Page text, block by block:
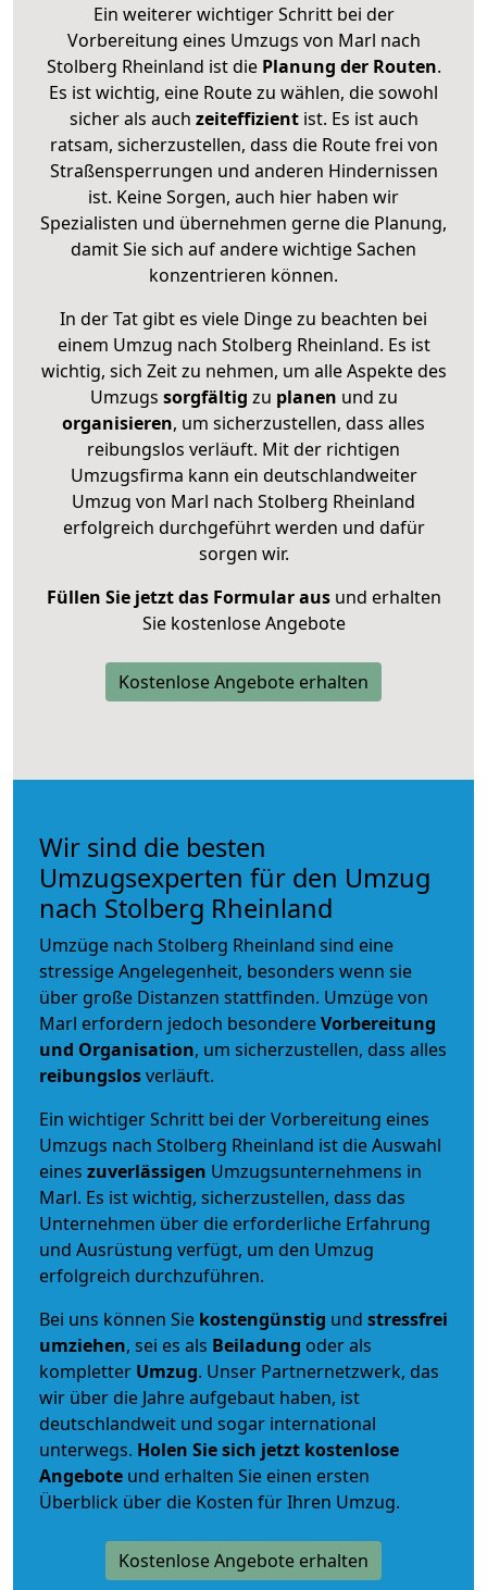
Ein weiterer wichtiger Schritt bei der
Vorbereitung eines Umzugs von Marl nach
Stolberg Rheinland ist diePlanung der Routen.
Es ist wichtig, eine Route zu wählen, die sowohl
sicher als auch zeiteffizientist. Es ist auch
ratsam, sicherzustellen, dass die Route frei von
Straßensperrungen und anderen Hindernissen
ist. Keine Sorgen, auch hier haben wir
Spezialisten und übernehmen gerne die Planung,
damit Sie sich auf andere wichtige Sachen
konzentrieren können.
In der Tat gibt es viele Dinge zu beachten bei
einem Umzug nach Stolberg Rheinland. Es ist
wichtig, sich Zeit zu nehmen, um alle Aspekte des
Umzugs sorgfältig zu planen und zu
organisieren, um sicherzustellen, dass alles
reibungslos verläuft. Mit der richtigen
Umzugsfirma kann ein deutschlandweiter
Umzug von Marl nach Stolberg Rheinland
erfolgreich durchgeführt werden und dafür
sorgen wir.
Füllen Sie jetzt das Formular ausund erhalten
Sie kostenlose Angebote
Kostenlose Angebote erhalten
Wir sind die besten
Umzugsexperten für den Umzug
nach Stolberg Rheinland
Umzüge nach Stolberg Rheinland sind eine
stressige Angelegenheit, besonders wenn sie
über große Distanzen stattfinden. Umzüge von
Marl erfordern jedoch besondereVorbereitung
und Organisation, um sicherzustellen, dass alles
reibungslosverläuft.
Ein wichtiger Schritt bei der Vorbereitung eines
Umzugs nach Stolberg Rheinland ist die Auswahl
eines zuverlässigen Umzugsunternehmens in
Marl. Es ist wichtig, sicherzustellen, dass das
Unternehmen über die erforderliche Erfahrung
und Ausrüstung verfügt, um den Umzug
erfolgreich durchzuführen.
Bei uns können Sie kostengünstig und stressfrei
umziehen, sei es als Beiladung oder als
kompletter Umzug. Unser Partnernetzwerk, das
wir über die Jahre aufgebaut haben, ist
deutschlandweit und sogar international
unterwegs. Holen Sie sich jetzt kostenlose
Angebote und erhalten Sie einen ersten
Überblick über die Kosten für Ihren Umzug.
Kostenlose Angebote erhalten